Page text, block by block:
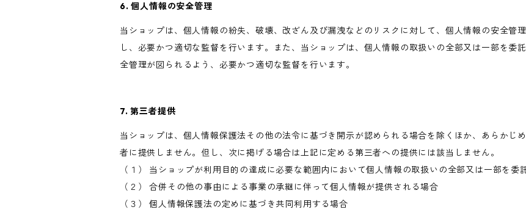
6. 個人情報の安全管理
当ショップは、個人情報の紛失、破壊、改ざん及び漏洩などのリスクに対して、個人情報の安全管
し、必要かつ適切な監督を行います。また、当ショップは、個人情報の取扱いの全部又は一部を委
全管理が図られるよう、必要かつ適切な監督を行います。
7. 第三者提供
当ショップは、個人情報保護法その他の法令に基づき開示が認められる場合を除くほか、あらかじ
者に提供しません。但し、次に掲げる場合は上記に定める第三者への提供には該当しません。
（１） 当ショップが利用目的の達成に必要な範囲内において個人情報の取扱いの全部又は一部を
（２） 合併その他の事由による事業の承継に伴って個人情報が提供される場合
（３） 個人情報保護法の定めに基づき共同利用する場合